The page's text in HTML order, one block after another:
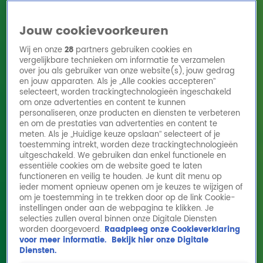
HomeActiesRadioshows DJ'sRadio 10 zendersHitlijsten
Radio luisteren
Volg Radio 10
Zoeken
HomeOnline Radio LuisterenActiesShowsAlle zenders
Reymy slikte een lepel van 17 centimeter in:
'Heeft er anderhalve dag ingezeten'
23 jan 2026, 13:47
Jouw cookievoorkeuren
Wij en onze28 partners gebruiken cookies en
vergelijkbare technieken om informatie te verzamelen
over jou als gebruiker van onze website(s), jouw gedrag
en jouw apparaten. Als je „Alle cookies accepteren”
selecteert, worden trackingtechnologieën ingeschakeld
om onze advertenties en content te kunnen
personaliseren, onze producten en diensten te verbeteren
en om de prestaties van advertenties en content te
meten. Als je „Huidige keuze opslaan” selecteert of je
toestemming intrekt, worden deze trackingtechnologieën
uitgeschakeld. We gebruiken dan enkel functionele en
essentiële cookies om de website goed te laten
functioneren en veilig te houden. Je kunt dit menu op
ieder moment opnieuw openen om je keuzes te wijzigen of
om je toestemming in te trekken door op de link Cookie-
instellingen onder aan de webpagina te klikken. Je
selecties zullen overal binnen onze Digitale Diensten
worden doorgevoerd. Raadpleeg onze Cookieverklaring
voor meer informatie. Bekijk hier onze Digitale
Diensten.